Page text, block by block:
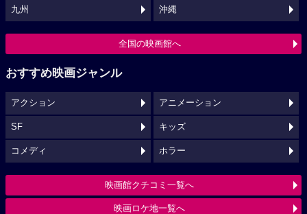
九州 沖縄
全国の映画館へ
おすすめ映画ジャンル
アクション アニメーション
SF キッズ
コメディ ホラー
映画館クチコミ一覧へ
映画ロケ地一覧へ